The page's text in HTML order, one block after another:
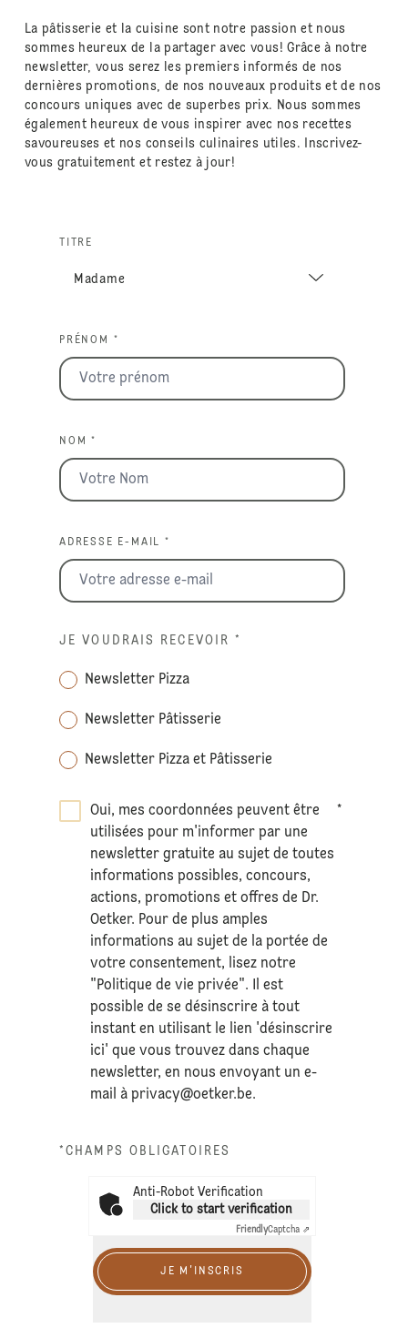
La pâtisserie et la cuisine sont notre passion et nous
sommes heureux de la partager avec vous! Grâce à notre
newsletter, vous serez les premiers informés de nos
dernières promotions, de nos nouveaux produits et de nos
concours uniques avec de superbes prix. Nous sommes
également heureux de vous inspirer avec nos recettes
savoureuses et nos conseils culinaires utiles. Inscrivez-
vous gratuitement et restez à jour!
TITRE
PRÉNOM *
NOM *
ADRESSE E-MAIL *
JE VOUDRAIS RECEVOIR *
Newsletter Pizza
Newsletter Pâtisserie
Newsletter Pizza et Pâtisserie
Oui, mes coordonnées peuvent être
utilisées pour m'informer par une
newsletter gratuite au sujet de toutes
informations possibles, concours,
actions, promotions et offres de Dr.
Oetker. Pour de plus amples
informations au sujet de la portée de
votre consentement, lisez notre
"Politique de vie privée". Il est
possible de se désinscrire à tout
instant en utilisant le lien 'désinscrire
ici' que vous trouvez dans chaque
newsletter, en nous envoyant un e-
mail àprivacy@oetker.be.
*
*CHAMPS OBLIGATOIRES
Anti-Robot Verification
Click to start verification
FriendlyCaptcha ⇗
JE M'INSCRIS